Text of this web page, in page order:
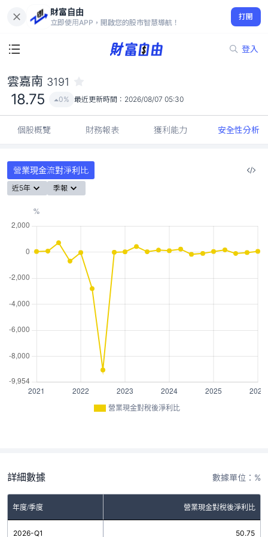
財富自由
立即使用APP，開啟您的股市智慧導航！
打開
登入
18.75
0%
雲嘉南 3191
18.75 0% 最近更新時間： 2026/08/07 05:30
個股概覽 財務報表 獲利能力 安全性分析
營業現金流對淨利比
近5年 季報
營業現金對稅後淨利比
詳細數據 數據單位：%
年度/季度 營業現金對稅後淨利比
2026-Q1 50.75